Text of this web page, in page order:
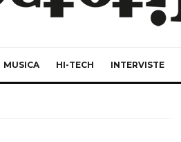
MUSICA HI-TECH INTERVISTE